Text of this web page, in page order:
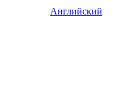
Английский